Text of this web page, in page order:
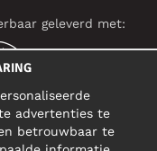
geleverd met:
advertenties te
betrouwbaar te